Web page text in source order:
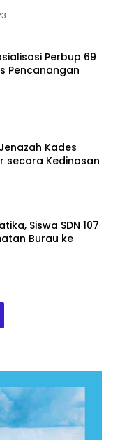
Perbup 69
Pencanangan
Kades
secara Kedinasan
Siswa SDN 107
Burau ke